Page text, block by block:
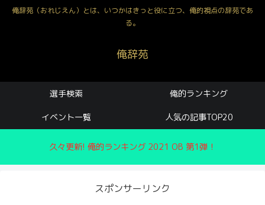
俺辞苑（おれじえん）とは、いつかはきっと役に立つ、俺的視点の辞苑であ
る。
俺辞苑
選手検索 俺的ランキング
イベント一覧 人気の記事TOP20
久々更新! 俺的ランキング 2021 OB 第1弾！
スポンサーリンク